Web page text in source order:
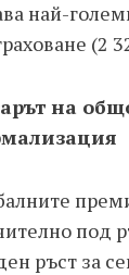
най-
(2
на
под
ръст за